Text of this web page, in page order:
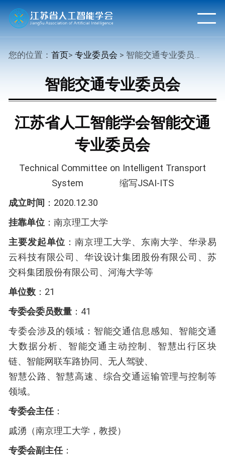
您的位置：首页>专业委员会 > 智能交通专业委员会
智能交通专业委员会
江苏省人工智能学会智能交通
专业委员会
Technical Committee on Intelligent Transport
System 缩写JSAI-ITS
成立时间 ：2020.12.30
挂靠单位 ：南京理工大学
主要发起单位 ：南京理工大学、东南大学、华录易
云科技有限公司、华设设计集团股份有限公司、苏
交科集团股份有限公司、河海大学等
单位数 ：21
专委会委员数量 ：41
专委会涉及的领域：智能交通信息感知、智能交通
大数据分析、智能交通主动控制、智慧出行区块
链、智能网联车路协同、无人驾驶、
智慧公路、智慧高速、综合交通运输管理与控制等
领域。
专委会主任：
戚湧（南京理工大学，教授）
专委会副主任：